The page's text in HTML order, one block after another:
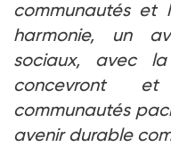
communautés et
harmonie, un
sociaux, avec
concevront
communautés
avenir durable